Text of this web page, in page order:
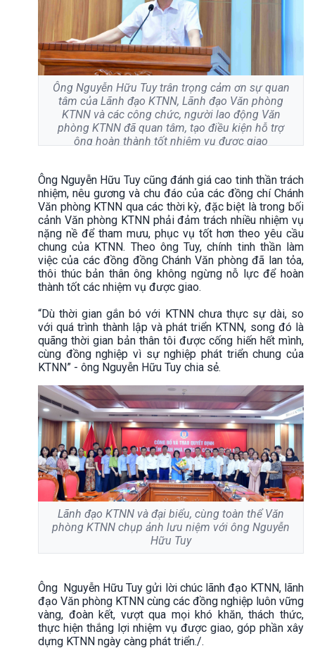
Ông Nguyễn Hữu Tuy trân trọng cảm ơn sự quan
tâm của Lãnh đạo KTNN, Lãnh đạo Văn phòng
KTNN và các công chức, người lao động Văn
phòng KTNN đã quan tâm, tạo điều kiện hỗ trợ
ông hoàn thành tốt nhiệm vụ được giao
Ông Nguyễn Hữu Tuy cũng đánh giá cao tinh thần trách
nhiệm, nêu gương và chu đáo của các đồng chí Chánh
Văn phòng KTNN qua các thời kỳ, đặc biệt là trong bối
cảnh Văn phòng KTNN phải đảm trách nhiều nhiệm vụ
nặng nề để tham mưu, phục vụ tốt hơn theo yêu cầu
chung của KTNN. Theo ông Tuy, chính tinh thần làm
việc của các đồng đồng Chánh Văn phòng đã lan tỏa,
thôi thúc bản thân ông không ngừng nỗ lực để hoàn
thành tốt các nhiệm vụ được giao.
“Dù thời gian gắn bó với KTNN chưa thực sự dài, so
với quá trình thành lập và phát triển KTNN, song đó là
quãng thời gian bản thân tôi được cống hiến hết mình,
cùng đồng nghiệp vì sự nghiệp phát triển chung của
KTNN” - ông Nguyễn Hữu Tuy chia sẻ.
Lãnh đạo KTNN và đại biểu, cùng toàn thể Văn
phòng KTNN chụp ảnh lưu niệm với ông Nguyễn
Hữu Tuy
Ông Nguyễn Hữu Tuy gửi lời chúc lãnh đạo KTNN, lãnh
đạo Văn phòng KTNN cùng các đồng nghiệp luôn vững
vàng, đoàn kết, vượt qua mọi khó khăn, thách thức,
thực hiện thắng lợi nhiệm vụ được giao, góp phần xây
dựng KTNN ngày càng phát triển./.